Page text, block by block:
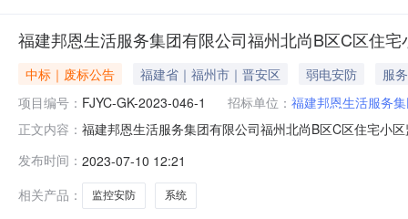
福建邦恩生活服务集团有限公司福州北尚B区C区住
中标｜废标公告 福建省｜福州市｜晋安区 弱电安防
服务
项目编号： FJYC-GK-2023-046-1 招标单位： 福建邦恩生活服务
正文内容： 福建邦恩生活服务集团有限公司福州北尚B区C区住宅小
名称：福建邦恩生活服务集团有限公司地址：福州市晋
仓山区万达
发布时间： 2023-07-10 12:21
相关产品：
监控安防 系统